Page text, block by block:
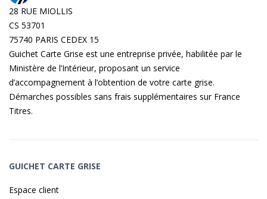
28 RUE MIOLLIS
CS 53701
75740 PARIS CEDEX 15
Guichet Carte Grise est une entreprise privée, habilitée par le
Ministère de l’Intérieur, proposant un service
d’accompagnement à l’obtention de votre carte grise.
Démarches possibles sans frais supplémentaires sur France
Titres.
GUICHET CARTE GRISE
Espace client